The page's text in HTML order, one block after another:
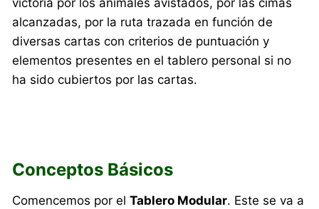
victoria por los animales avistados, por las cimas
alcanzadas, por la ruta trazada en función de
diversas cartas con criterios de puntuación y
elementos presentes en el tablero personal si no
ha sido cubiertos por las cartas.
Conceptos Básicos
Comencemos por elTablero Modular. Este se va a